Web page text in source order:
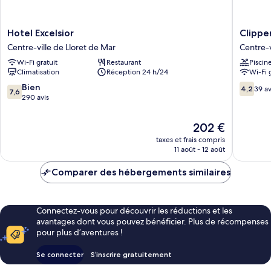
Hotel
Excelsior
Centre-
ville
de
Lloret
de
Hotel Excelsior
Centre-ville de Lloret de Mar
Wi-Fi gratuit
Restaurant
Climatisation
Réception 24 h/24
7.6
sur
7,6 Bien
290 avis
Le
nouveau
prix
de
202 €
taxes et frais compris
11 août - 12 août
Clipper
by
FERGUS
Centre-
ville
de
Centre-
Wi-Fi
4.2
sur
4,2 39
Comparer des hébergements similaires
Connectez-vous pour découvrir les réductions et les
avantages dont vous pouvez bénéficier. Plus de récompenses
pour plus d’aventures !
Se connecter S’inscrire gratuitement